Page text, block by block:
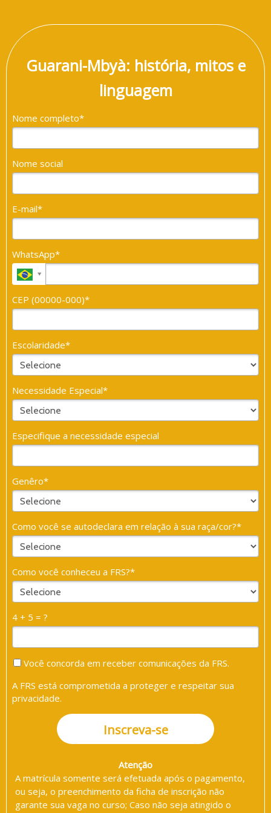
Guarani-Mbyà: história, mitos e
linguagem
Nome completo*
Nome social
E-mail*
WhatsApp*
CEP (00000-000)*
Escolaridade*
Necessidade Especial*
Especifique a necessidade especial
Genêro*
Como você se autodeclara em relação à sua raça/cor?*
Como você conheceu a FRS?*
4 + 5 = ?
Você concorda em receber comunicações da FRS.
A FRS está comprometida a proteger e respeitar sua
privacidade.
Inscreva-se
Atenção
A matrícula somente será efetuada após o pagamento,
ou seja, o preenchimento da ficha de inscrição não
garante sua vaga no curso; Caso não seja atingido o